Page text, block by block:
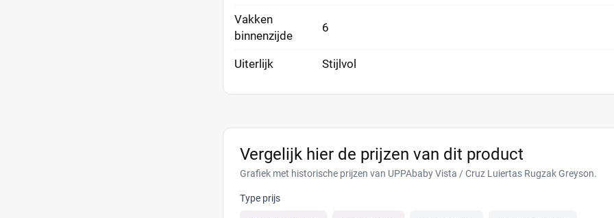
Vakken
binnenzijde
6
Uiterlijk Stijlvol
Vergelijk hier de prijzen van dit product
Grafiek met historische prijzen van UPPAbaby Vista / Cruz Luiertas Rugzak Greyson.
Type prijs